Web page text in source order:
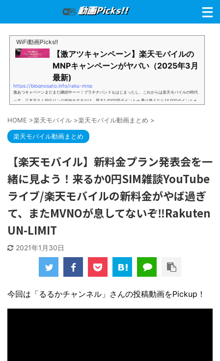
WiFi動画Picks!!
【激アツキャンペーン】楽天モバイルの
MNPキャンペーンがヤバい（2025年3月
最新)
https://blognosato.info/raku-mnp
激あつキャペーンまだまだ継続中ーー！プラチナバンドもはじまったし、これからは楽天モバイルの時代
っす。三木谷さん紹介リンク経由をするだけ。最大1,4000円ポイント→ 乗り換えなら14,000ポイント→
谷さんキャンペーン／2回線目以降でもOK再契約でもでもOK背水の陣の楽天モバイル。ついに「最後の賭
別招待ページから楽天モバイ...
HOME >楽天モバイル >楽天モバイル動画まとめ >
楽天モバイル動画まとめ
【楽天モバイル】新料金プラン発表会を一
緒に見よう！来るか0円SIM雑談YouTube
ライブ/楽天モバイルの新料金がやば過ぎ
て、またMVNOが息してないぞ‼Rakuten
UN-LIMIT
2021年1月30日
今回は「るるかチャンネル」さんの投稿動画をPickup！